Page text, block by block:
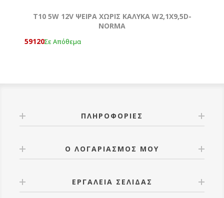
T10 5W 12V ΨΕΙΡΑ ΧΩΡΙΣ ΚΑΛΥΚΑ W2,1X9,5D-
NORMA
59120Σε Απόθεμα
ΠΛΗΡΟΦΟΡΊΕΣ
Ο ΛΟΓΑΡΙΑΣΜΌΣ ΜΟΥ
ΕΡΓΑΛΕΊΑ ΣΕΛΊΔΑΣ